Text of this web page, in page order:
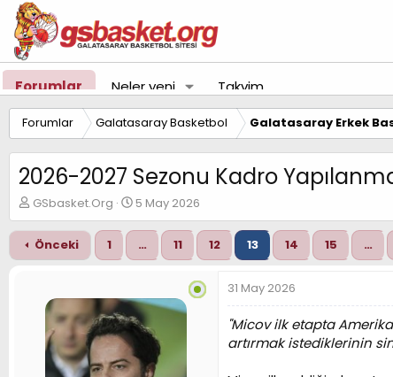
Forumlar Neler yeni Takvim
Forumlar Galatasaray Basketbol Galatasaray Erkek
2026-2027 Sezonu Kadro
K
o
n
u
y
GSbasket.Org
B
a
ş
a
g
ı
ç
a
5 May 2026
Önceki 1 … 11 12 13 14 15 …
31 May 2026
"Micov ilk etapta
artırmak istediklerinin